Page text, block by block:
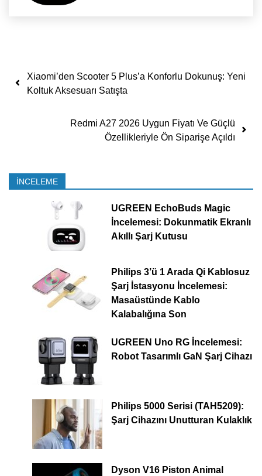
Yazı dolaşımı
Xiaomi’den Scooter 5 Plus’a Konforlu Dokunuş: Yeni
Koltuk Aksesuarı Satışta
Redmi A27 2026 Uygun Fiyatı Ve Güçlü
Özellikleriyle Ön Siparişe Açıldı
İNCELEME
UGREEN EchoBuds Magic
İncelemesi: Dokunmatik Ekranlı
Akıllı Şarj Kutusu
Philips 3’ü 1 Arada Qi Kablosuz
Şarj İstasyonu İncelemesi:
Masaüstünde Kablo
Kalabalığına Son
UGREEN Uno RG İncelemesi:
Robot Tasarımlı GaN Şarj Cihazı
Philips 5000 Serisi (TAH5209):
Şarj Cihazını Unutturan Kulaklık
Dyson V16 Piston Animal